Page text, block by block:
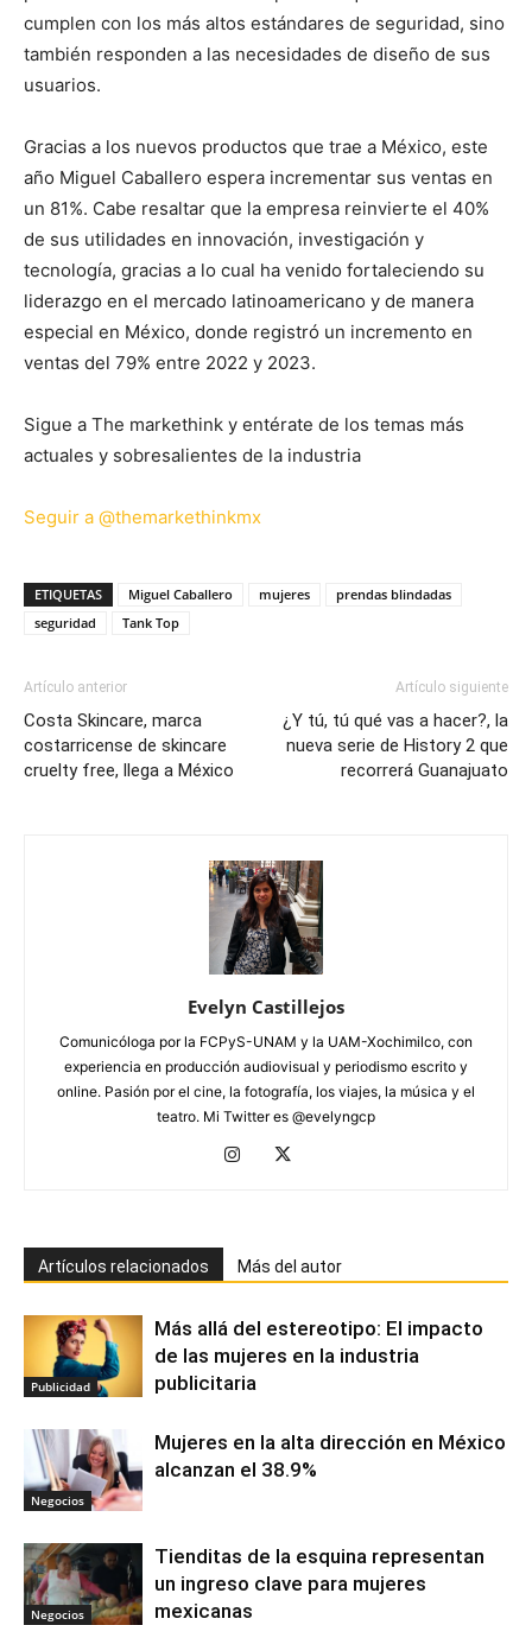
cumplen con los más altos estándares de seguridad, sino
también responden a las necesidades de diseño de sus
usuarios.
Gracias a los nuevos productos que trae a México, este
año Miguel Caballero espera incrementar sus ventas en
un 81%. Cabe resaltar que la empresa reinvierte el 40%
de sus utilidades en innovación, investigación y
tecnología, gracias a lo cual ha venido fortaleciendo su
liderazgo en el mercado latinoamericano y de manera
especial en México, donde registró un incremento en
ventas del 79% entre 2022 y 2023.
Sigue a The markethink y entérate de los temas más
actuales y sobresalientes de la industria
Seguir a @themarkethinkmx
ETIQUETAS Miguel Caballero mujeres
prendas blindadas
seguridad
Tank Top
Artículo anterior
Costa Skincare, marca
costarricense de skincare
cruelty free, llega a México
Artículo siguiente
¿Y tú, tú qué vas a hacer?, la
nueva serie de History 2 que
recorrerá Guanajuato
Evelyn Castillejos
Comunicóloga por la FCPyS-UNAM y la UAM-Xochimilco, con
experiencia en producción audiovisual y periodismo escrito y
online. Pasión por el cine, la fotografía, los viajes, la música y el
teatro. Mi Twitter es @evelyngcp
Artículos relacionados Más del autor
Publicidad
Más allá del estereotipo: El impacto
de las mujeres en la industria
publicitaria
Negocios
Mujeres en la alta dirección en México
alcanzan el 38.9%
Negocios
Tienditas de la esquina representan
un ingreso clave para mujeres
mexicanas